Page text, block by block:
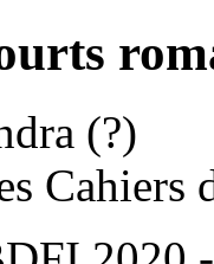
(?)
Cahiers